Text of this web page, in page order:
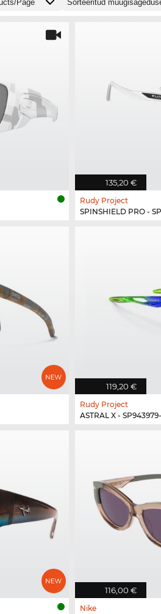
135,20 €
Rudy Project
SPINSHIELD PRO -
119,20 €
Rudy Project
ASTRAL X -
116,00 €
Nike